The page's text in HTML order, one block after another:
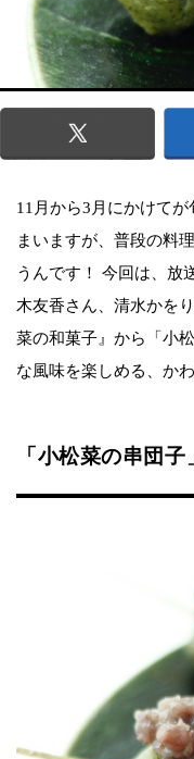
11月から3月にかけて
まいますが、普段の料
うんです！ 今回は、放
木友香さん、清水かを
菜の和菓子』から「小
な風味を楽しめる、か
「小松菜の串団